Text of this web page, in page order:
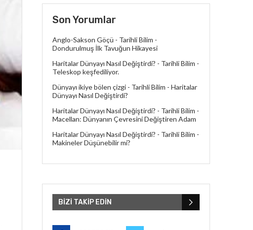
Son Yorumlar
Anglo-Sakson Göçü - Tarihli Bilim -
Dondurulmuş İlk Tavuğun Hikayesi
Haritalar Dünyayı Nasıl Değiştirdi? - Tarihli Bilim -
Teleskop keşfediliyor.
Dünyayı ikiye bölen çizgi - Tarihli Bilim - Haritalar
Dünyayı Nasıl Değiştirdi?
Haritalar Dünyayı Nasıl Değiştirdi? - Tarihli Bilim -
Macellan: Dünyanın Çevresini Değiştiren Adam
Haritalar Dünyayı Nasıl Değiştirdi? - Tarihli Bilim -
Makineler Düşünebilir mi?
BIZI TAKIP EDIN